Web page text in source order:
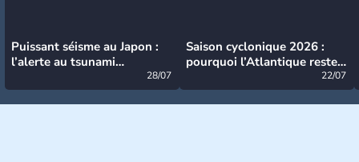
Puissant séisme au Japon :
l’alerte au tsunami
28/07
Saison cyclonique 2026 :
pourquoi l’Atlantique reste
22/07